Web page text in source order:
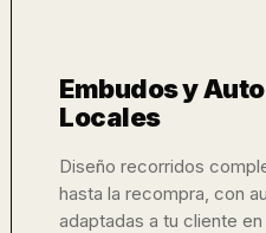
Embudos y
Locales
Diseño recorridos
hasta la recompra, con
adaptadas a tu cliente